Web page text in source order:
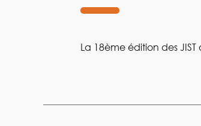
La 18ème édition des